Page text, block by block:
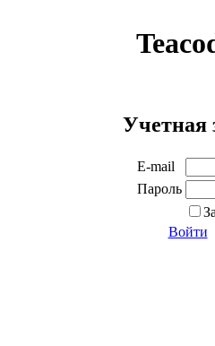
Учетная
E-mail
Пароль
Войти